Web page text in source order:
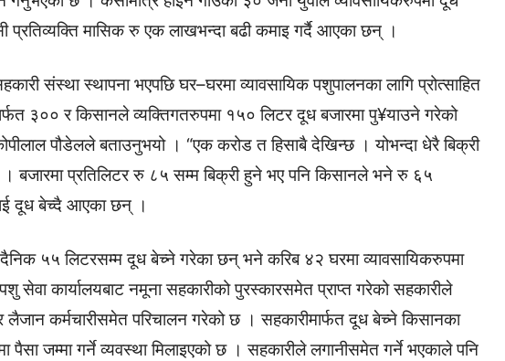
प्रतिव्यक्ति मासिक रु एक लाखभन्दा बढी कमाइ गर्दै आएका छन् ।
संस्था स्थापना भएपछि घर–घरमा व्यावसायिक पशुपालनका लागि प्रोत्साहित
३०० र किसानले व्यक्तिगतरुपमा १५० लिटर दूध बजारमा पु¥याउने गरेको
पौडेलले बताउनुभयो । “एक करोड त हिसाबै देखिन्छ । योभन्दा धेरै बिक्री
बजारमा प्रतिलिटर रु ८५ सम्म बिक्री हुने भए पनि किसानले भने रु ६५
दूध बेच्दै आएका छन् ।
५५ लिटरसम्म दूध बेच्ने गरेका छन् भने करिब ४२ घरमा व्यावसायिकरुपमा
सेवा कार्यालयबाट नमूना सहकारीको पुरस्कारसमेत प्राप्त गरेको सहकारीले
कर्मचारीसमेत परिचालन गरेको छ । सहकारीमार्फत दूध बेच्ने किसानका
पैसा जम्मा गर्ने व्यवस्था मिलाइएको छ । सहकारीले लगानीसमेत गर्ने भएकाले पनि